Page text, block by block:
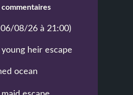
commentaires
08/26 à 21:00)
heir escape
ocean